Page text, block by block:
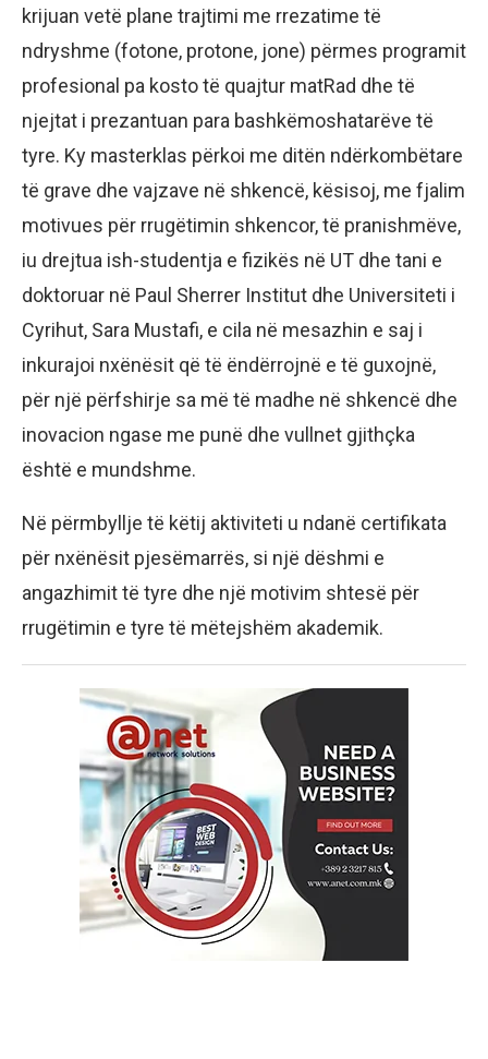
krijuan vetë plane trajtimi me rrezatime të
ndryshme (fotone, protone, jone) përmes programit
profesional pa kosto të quajtur matRad dhe të
njejtat i prezantuan para bashkëmoshatarëve të
tyre. Ky masterklas përkoi me ditën ndërkombëtare
të grave dhe vajzave në shkencë, kësisoj, me fjalim
motivues për rrugëtimin shkencor, të pranishmëve,
iu drejtua ish-studentja e fizikës në UT dhe tani e
doktoruar në Paul Sherrer Institut dhe Universiteti i
Cyrihut, Sara Mustafi, e cila në mesazhin e saj i
inkurajoi nxënësit që të ëndërrojnë e të guxojnë,
për një përfshirje sa më të madhe në shkencë dhe
inovacion ngase me punë dhe vullnet gjithçka
është e mundshme.
Në përmbyllje të këtij aktiviteti u ndanë certifikata
për nxënësit pjesëmarrës, si një dëshmi e
angazhimit të tyre dhe një motivim shtesë për
rrugëtimin e tyre të mëtejshëm akademik.